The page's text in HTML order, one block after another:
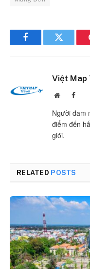
FacebookTwitter
Việt Map
Website
Người đam
điểm đến
giới.
RELATED POSTS